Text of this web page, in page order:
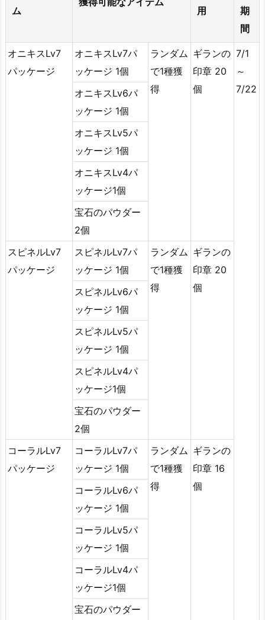
ム
用
期
間
オニキスLv7
パッケージ
オニキスLv7パ
ッケージ 1個
ランダム
で1種獲
得
ギランの
印章 20
個
7/1
～
7/22
オニキスLv6パ
ッケージ 1個
オニキスLv5パ
ッケージ 1個
オニキスLv4パ
ッケージ1個
宝石のパウダー
2個
スピネルLv7
パッケージ
スピネルLv7パ
ッケージ 1個
ランダム
で1種獲
得
ギランの
印章 20
個
スピネルLv6パ
ッケージ 1個
スピネルLv5パ
ッケージ 1個
スピネルLv4パ
ッケージ1個
宝石のパウダー
2個
コーラルLv7
パッケージ
コーラルLv7パ
ッケージ 1個
ランダム
で1種獲
得
ギランの
印章 16
個
コーラルLv6パ
ッケージ 1個
コーラルLv5パ
ッケージ 1個
コーラルLv4パ
ッケージ1個
宝石のパウダー